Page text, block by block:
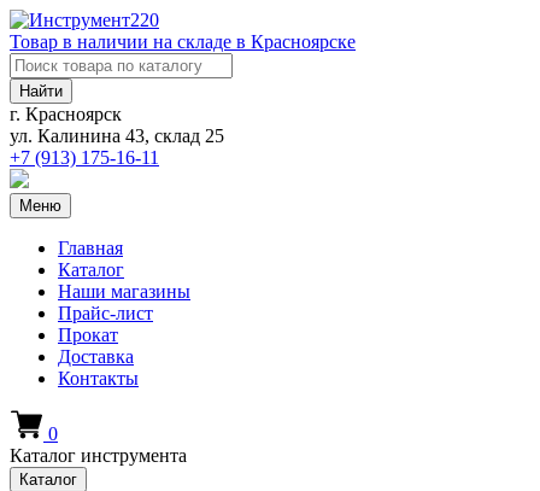
Товар в наличии на складе в Красноярске
Найти
г. Красноярск
ул. Калинина 43, склад 25
+7 (913) 175-16-11
Меню
Главная
Каталог
Наши магазины
Прайс-лист
Прокат
Доставка
Контакты
0
Каталог инструмента
Каталог